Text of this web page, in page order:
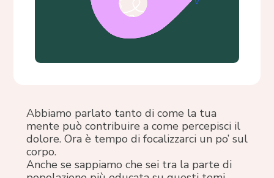
Abbiamo parlato tanto di come la tua
mente può contribuire a come percepisci il
dolore. Ora è tempo di focalizzarci un po’ sul
corpo.
Anche se sappiamo che sei tra la parte di